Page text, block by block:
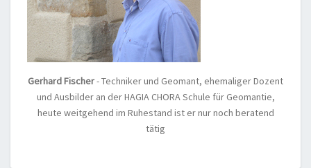
Gerhard Fischer- Techniker und Geomant, ehemaliger Dozent
und Ausbilder an der HAGIA CHORA Schule für Geomantie,
heute weitgehend im Ruhestand ist er nur noch beratend
tätig